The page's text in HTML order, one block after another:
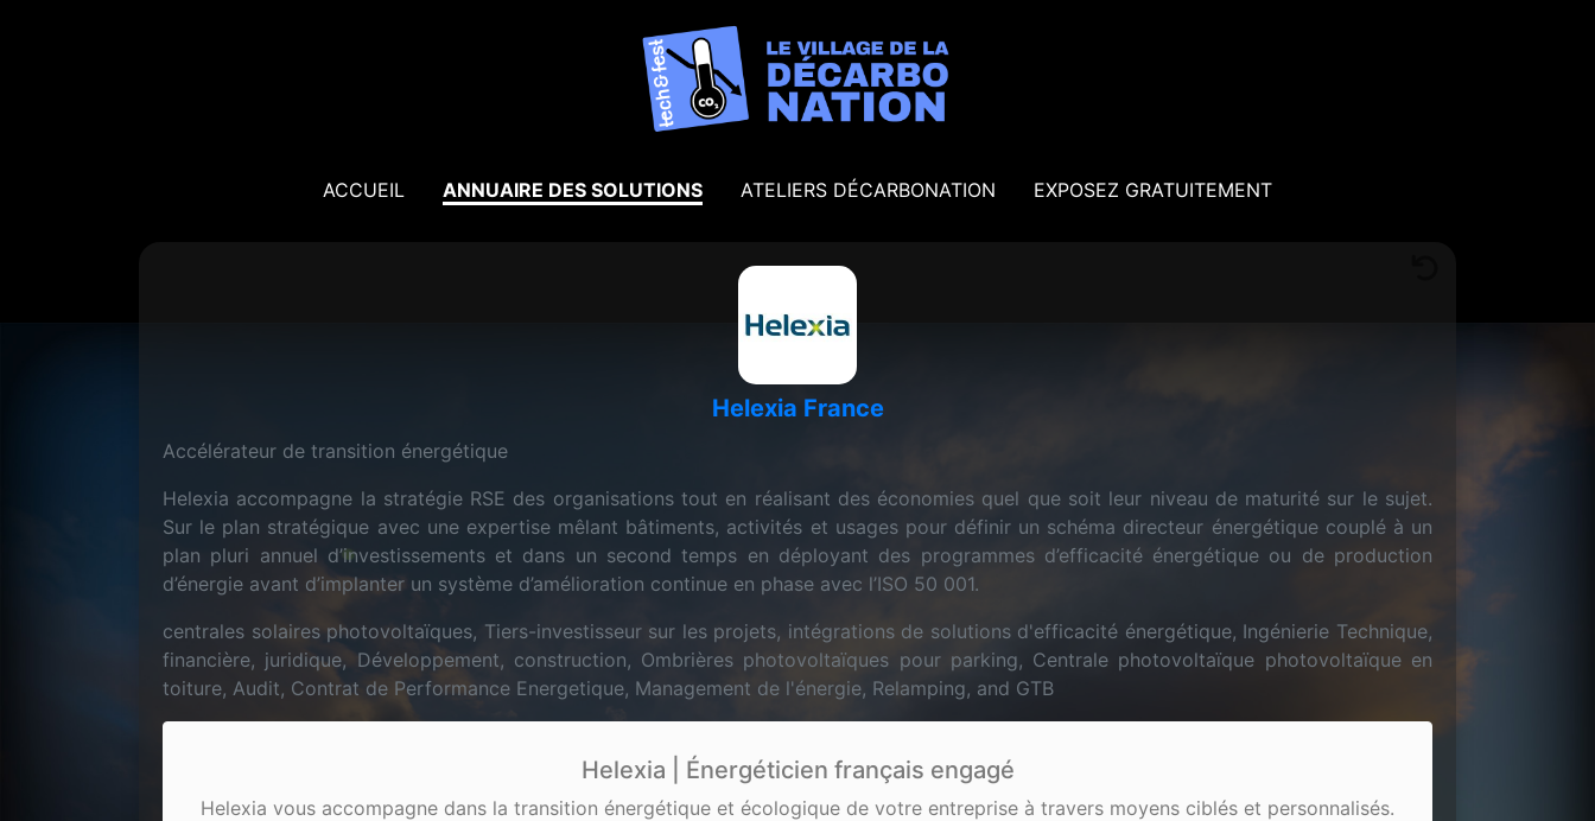
ACCUEIL ANNUAIRE DES SOLUTIONS ATELIERS DÉCARBONATION EXPOSEZ GRATUITEMENT
Helexia France
Accélérateur de transition énergétique
Helexia accompagne la stratégie RSE des organisations tout en réalisant des économies quel que soit leur niveau de maturité sur le sujet.
Sur le plan stratégique avec une expertise mêlant bâtiments, activités et usages pour définir un schéma directeur énergétique couplé à un
plan pluri annuel d’investissements et dans un second temps en déployant des programmes d’efficacité énergétique ou de production
d’énergie avant d’implanter un système d’amélioration continue en phase avec l’ISO 50 001.
centrales solaires photovoltaïques, Tiers-investisseur sur les projets, intégrations de solutions d'efficacité énergétique, Ingénierie Technique,
financière, juridique, Développement, construction, Ombrières photovoltaïques pour parking, Centrale photovoltaïque photovoltaïque en
toiture, Audit, Contrat de Performance Energetique, Management de l'énergie, Relamping, and GTB
Helexia | Énergéticien français engagé
Helexia vous accompagne dans la transition énergétique et écologique de votre entreprise à travers moyens ciblés et personnalisés.